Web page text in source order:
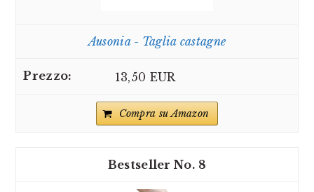
Ausonia - Taglia castagne
13,50 EUR
Compra su Amazon
8